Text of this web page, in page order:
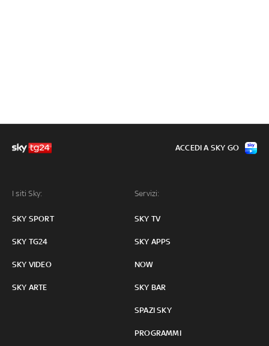
I siti Sky:
SKY SPORT
SKY TG24
SKY VIDEO
SKY ARTE
Servizi:
SKY TV
SKY APPS
NOW
SKY BAR
SPAZI SKY
PROGRAMMI
ACCEDI A SKY GO